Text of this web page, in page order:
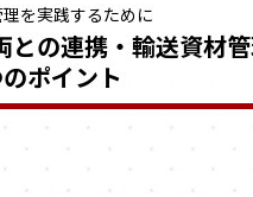
を実践するために
との連携・輸送資材
ポイント